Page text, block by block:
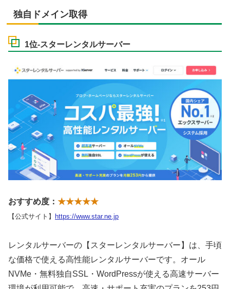
独自ドメイン取得
1位-スターレンタルサーバー
おすすめ度： ★★★★★
【公式サイト】 https://www.star.ne.jp
レンタルサーバーの【スターレンタルサーバー】は、手頃
な価格で使える高性能レンタルサーバーです。オール
NVMe・無料独自SSL・WordPressが使える高速サーバー